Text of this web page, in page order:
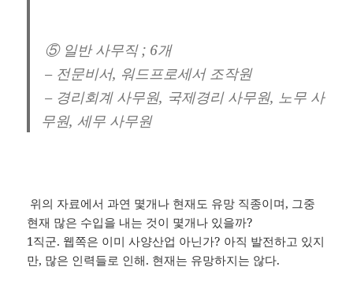
⑤ 일반 사무직 ; 6개
– 전문비서, 워드프로세서 조작원
– 경리회계 사무원, 국제경리 사무원, 노무 사
무원, 세무 사무원
위의 자료에서 과연 몇개나 현재도 유망 직종이며, 그중
현재 많은 수입을 내는 것이 몇개나 있을까?
1직군. 웹쪽은 이미 사양산업 아닌가? 아직 발전하고 있지
만, 많은 인력들로 인해. 현재는 유망하지는 않다.